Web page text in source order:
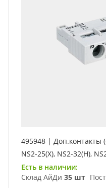
495948 | Доп.контакты
NS2-25(X), NS2-32(H),
Есть в наличии:
Склад АйДи 35 шт